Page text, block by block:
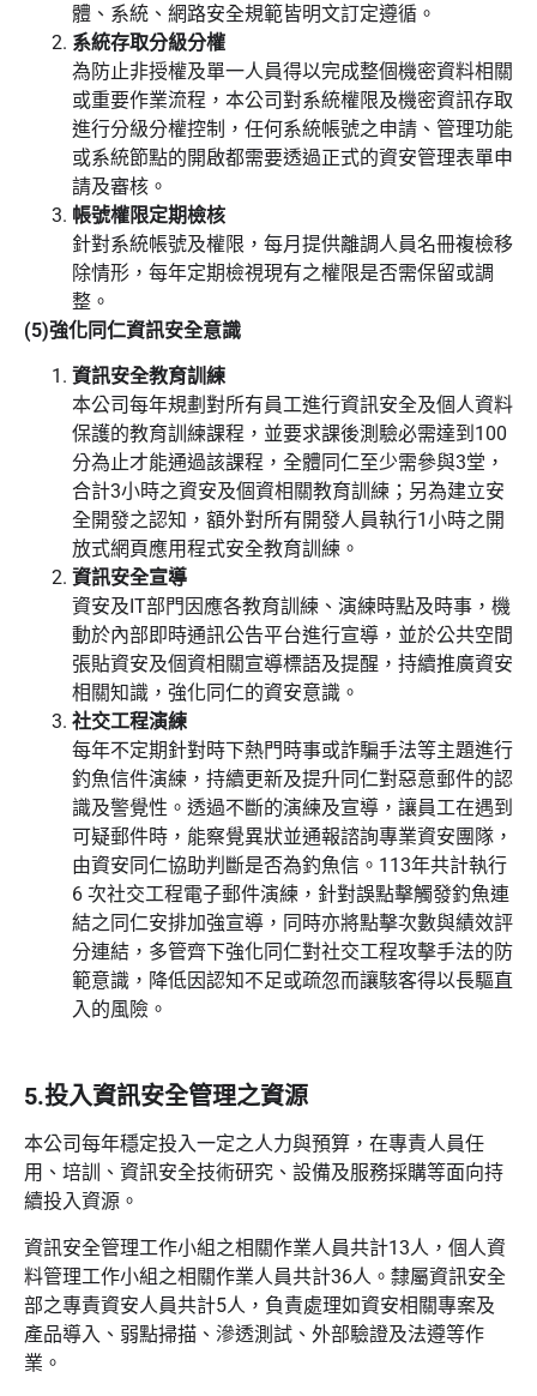
體、系統、網路安全規範皆明文訂定遵循。
系統存取分級分權
為防止非授權及單一人員得以完成整個機密資料相關
或重要作業流程，本公司對系統權限及機密資訊存取
進行分級分權控制，任何系統帳號之申請、管理功能
或系統節點的開啟都需要透過正式的資安管理表單申
請及審核。
帳號權限定期檢核
針對系統帳號及權限，每月提供離調人員名冊複檢移
除情形，每年定期檢視現有之權限是否需保留或調
整。
(5)強化同仁資訊安全意識
資訊安全教育訓練
本公司每年規劃對所有員工進行資訊安全及個人資料
保護的教育訓練課程，並要求課後測驗必需達到100
分為止才能通過該課程，全體同仁至少需參與3堂，
合計3小時之資安及個資相關教育訓練；另為建立安
全開發之認知，額外對所有開發人員執行1小時之開
放式網頁應用程式安全教育訓練。
資訊安全宣導
資安及IT部門因應各教育訓練、演練時點及時事，機
動於內部即時通訊公告平台進行宣導，並於公共空間
張貼資安及個資相關宣導標語及提醒，持續推廣資安
相關知識，強化同仁的資安意識。
社交工程演練
每年不定期針對時下熱門時事或詐騙手法等主題進行
釣魚信件演練，持續更新及提升同仁對惡意郵件的認
識及警覺性。透過不斷的演練及宣導，讓員工在遇到
可疑郵件時，能察覺異狀並通報諮詢專業資安團隊，
由資安同仁協助判斷是否為釣魚信。113年共計執行
6 次社交工程電子郵件演練，針對誤點擊觸發釣魚連
結之同仁安排加強宣導，同時亦將點擊次數與績效評
分連結，多管齊下強化同仁對社交工程攻擊手法的防
範意識，降低因認知不足或疏忽而讓駭客得以長驅直
入的風險。
5.投入資訊安全管理之資源
本公司每年穩定投入一定之人力與預算，在專責人員任
用、培訓、資訊安全技術研究、設備及服務採購等面向持
續投入資源。
資訊安全管理工作小組之相關作業人員共計13人，個人資
料管理工作小組之相關作業人員共計36人。隸屬資訊安全
部之專責資安人員共計5人，負責處理如資安相關專案及
產品導入、弱點掃描、滲透測試、外部驗證及法遵等作
業。